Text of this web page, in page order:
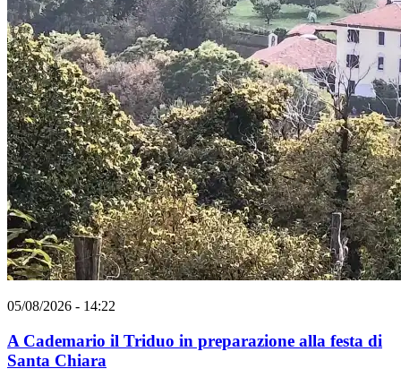
05/08/2026 - 14:22
A Cademario il Triduo in preparazione alla festa di
Santa Chiara